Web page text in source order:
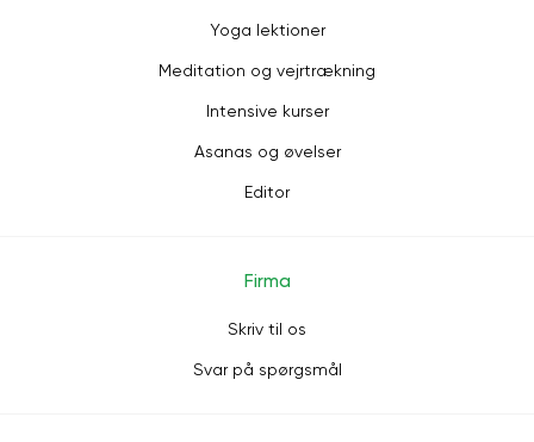
Yoga lektioner
Meditation og vejrtrækning
Intensive kurser
Asanas og øvelser
Editor
Firma
Skriv til os
Svar på spørgsmål